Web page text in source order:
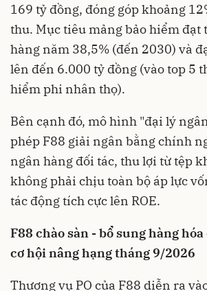
169 tỷ đồng, đóng góp khoảng
thu. Mục tiêu mảng bảo hiểm đạt
hàng năm 38,5% (đến 2030) và
lên đến 6.000 tỷ đồng (vào top 5
hiểm phi nhân thọ).
Bên cạnh đó, mô hình "đại lý
phép F88 giải ngân bằng chính
ngân hàng đối tác, thu lợi từ tệp
không phải chịu toàn bộ áp lực
tác động tích cực lên ROE.
F88 chào sàn - bổ sung hàng
cơ hội nâng hạng tháng 9/2026
Thương vụ PO của F88 diễn ra